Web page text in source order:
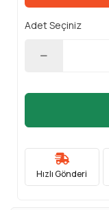
Adet Seçiniz
Hızlı Gönderi